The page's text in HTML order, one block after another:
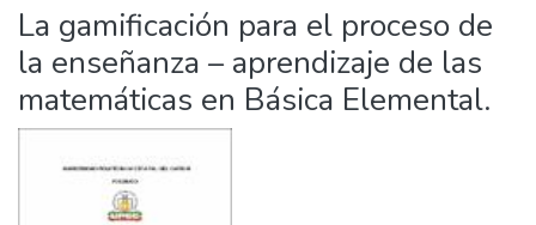
Estadísticas Externas
Manuales
La gamificación para el proceso de
la enseñanza – aprendizaje de las
matemáticas en Básica Elemental.